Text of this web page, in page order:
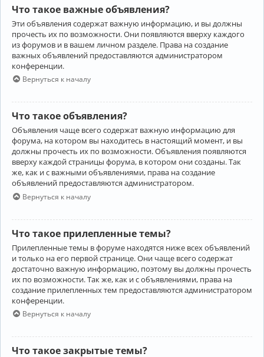
Что такое важные объявления?
Эти объявления содержат важную информацию, и вы должны
прочесть их по возможности. Они появляются вверху каждого
из форумов и в вашем личном разделе. Права на создание
важных объявлений предоставляются администратором
конференции.
Вернуться к началу
Что такое объявления?
Объявления чаще всего содержат важную информацию для
форума, на котором вы находитесь в настоящий момент, и вы
должны прочесть их по возможности. Объявления появляются
вверху каждой страницы форума, в котором они созданы. Так
же, как и с важными объявлениями, права на создание
объявлений предоставляются администратором.
Вернуться к началу
Что такое прилепленные темы?
Прилепленные темы в форуме находятся ниже всех объявлений
и только на его первой странице. Они чаще всего содержат
достаточно важную информацию, поэтому вы должны прочесть
их по возможности. Так же, как и с объявлениями, права на
создание прилепленных тем предоставляются администратором
конференции.
Вернуться к началу
Что такое закрытые темы?